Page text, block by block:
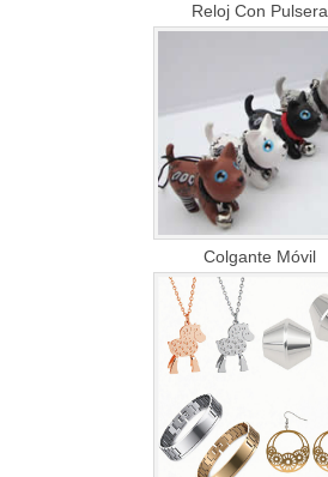
Reloj Con Pulsera
Colgante Móvil